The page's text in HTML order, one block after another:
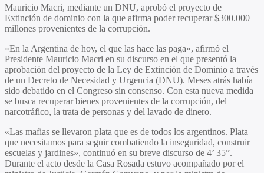
Mauricio Macri, mediante un DNU, aprobó el proyecto de
Extinción de dominio con la que afirma poder recuperar $300.000
millones provenientes de la corrupción.
«En la Argentina de hoy, el que las hace las paga», afirmó el
Presidente Mauricio Macri en su discurso en el que presentó la
aprobación del proyecto de la Ley de Extinción de Dominio a través
de un Decreto de Necesidad y Urgencia (DNU). Meses atrás había
sido debatido en el Congreso sin consenso. Con esta nueva medida
se busca recuperar bienes provenientes de la corrupción, del
narcotráfico, la trata de personas y del lavado de dinero.
«Las mafias se llevaron plata que es de todos los argentinos. Plata
que necesitamos para seguir combatiendo la inseguridad, construir
escuelas y jardines», continuó en su breve discurso de 4’ 35”.
Durante el acto desde la Casa Rosada estuvo acompañado por el